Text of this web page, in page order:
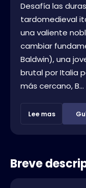
Desafía las
tardomedieval
una valiente
cambiar
Baldwin), una
brutal por Italia
más cercano, B...
Lee mas
Breve